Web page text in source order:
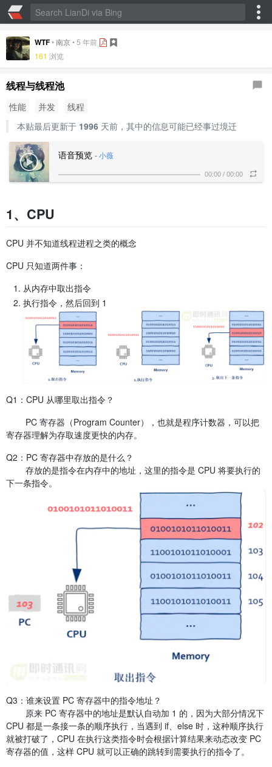
WTF•南京•5 年前
161 浏览
线程与线程池
性能 并发
线程
本贴最后更新于 1996天前，其中的信息可能已经事过境迁
语音预览 - 小薇
00:00 / 00:00
1、CPU
CPU 并不知道线程进程之类的概念
CPU 只知道两件事：
从内存中取出指令
执行指令，然后回到 1
Q1：CPU 从哪里取出指令？
PC 寄存器（Program Counter），也就是程序计数器，可以把
寄存器理解为存取速度更快的内存。
Q2：PC 寄存器中存放的是什么？
存放的是指令在内存中的地址，这里的指令是 CPU 将要执行的
下一条指令。
Q3：谁来设置 PC 寄存器中的指令地址？
原来 PC 寄存器中的地址是默认自动加 1 的，因为大部分情况下
CPU 都是一条接一条的顺序执行，当遇到 if、else 时，这种顺序执行
就被打破了，CPU 在执行这类指令时会根据计算结果来动态改变 PC
寄存器的值，这样 CPU 就可以正确的跳转到需要执行的指令了。